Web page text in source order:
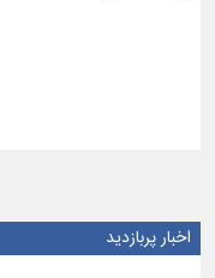
اخبار پربازدید